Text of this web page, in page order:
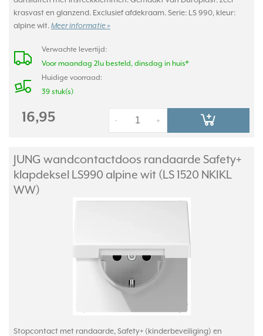
krasvast en glanzend. Exclusief afdekraam. Serie: LS 990, kleur:
alpine wit. Meer informatie »
Verwachte levertijd:
Voor maandag 21u besteld, dinsdag in huis*
Huidige voorraad:
39 stuk(s)
16,95 +
-
JUNG wandcontactdoos randaarde Safety+
klapdeksel LS990 alpine wit (LS 1520 NKIKL
WW)
Stopcontact met randaarde, Safety+ (kinderbeveiliging) en